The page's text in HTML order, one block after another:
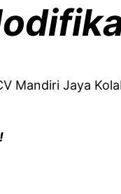
Mandiri Jaya